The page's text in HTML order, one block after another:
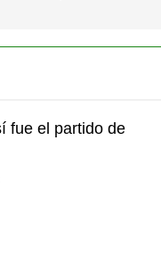
fue el partido de